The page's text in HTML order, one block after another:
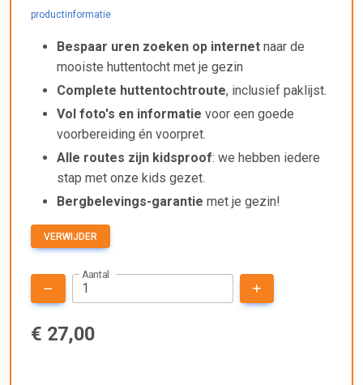
productinformatie
Bespaar uren zoeken op internet naar de
mooiste huttentocht met je gezin
Complete huttentochtroute, inclusief paklijst.
Vol foto's en informatie voor een goede
voorbereiding én voorpret.
Alle routes zijn kidsproof: we hebben iedere
stap met onze kids gezet.
Bergbelevings-garantie met je gezin!
VERWIJDER
Aantal
€ 27,00